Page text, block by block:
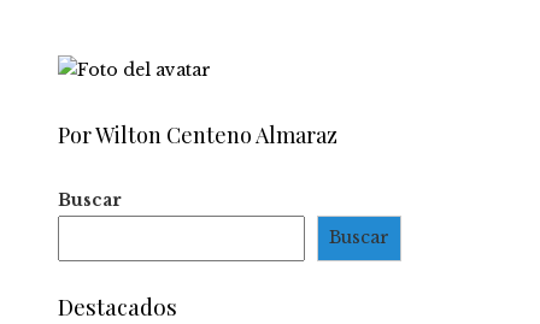
Por Wilton Centeno Almaraz
Buscar
Buscar
Destacados